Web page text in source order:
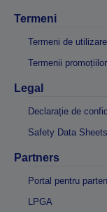
Termeni
Termeni de utilizare
Termenii
Legal
Declarație de
Safety Data Sheets
Partners
Portal pentru
LPGA